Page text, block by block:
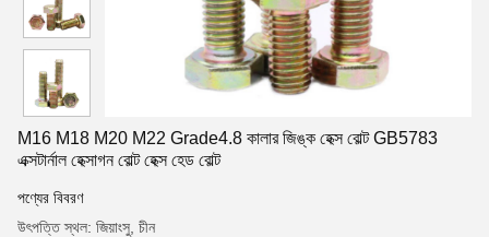
M16 M18 M20 M22 Grade4.8 কালার জিঙ্ক হেক্স বোল্ট GB5783
এক্সটার্নাল হেক্সাগন বোল্ট হেক্স হেড বোল্ট
পণ্যের বিবরণ
উৎপত্তি স্থল: জিয়াংসু, চীন